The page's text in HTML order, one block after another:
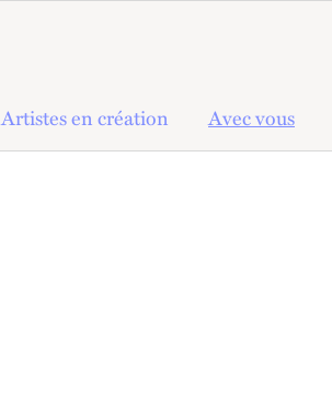
Artistes en création Avec vous